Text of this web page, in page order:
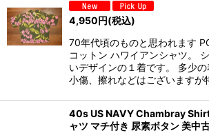
4,950円(税込)
70年代頃のものと思われます
コットン ハワイアンシャツ。
いデザインの１着です。 多少の
小傷、擦れなどはございますが
40s US NAVY Chambray
ャツ マチ付き 尿素ボタン 美中